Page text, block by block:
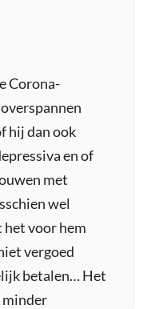
Corona-
hij dan ook
en of
met
wel
voor hem
vergoed
betalen… Het
minder